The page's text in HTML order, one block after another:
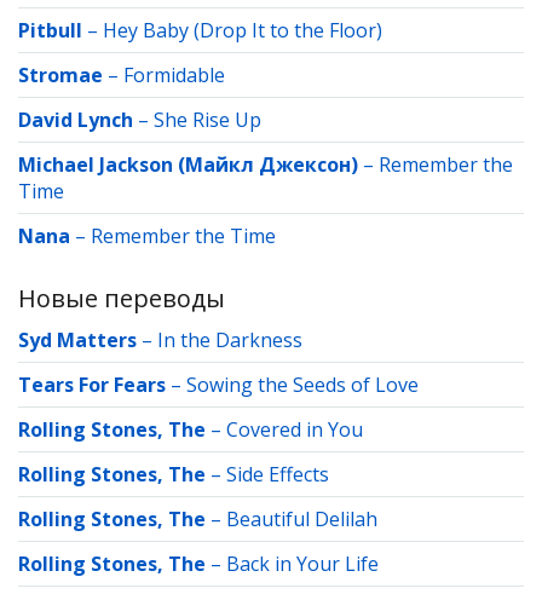
Pitbull – Hey Baby (Drop It to the Floor)
Stromae – Formidable
David Lynch – She Rise Up
Michael Jackson (Майкл Джексон) – Remember the
Time
Nana – Remember the Time
Новые переводы
Syd Matters – In the Darkness
Tears For Fears – Sowing the Seeds of Love
Rolling Stones, The – Covered in You
Rolling Stones, The – Side Effects
Rolling Stones, The – Beautiful Delilah
Rolling Stones, The – Back in Your Life